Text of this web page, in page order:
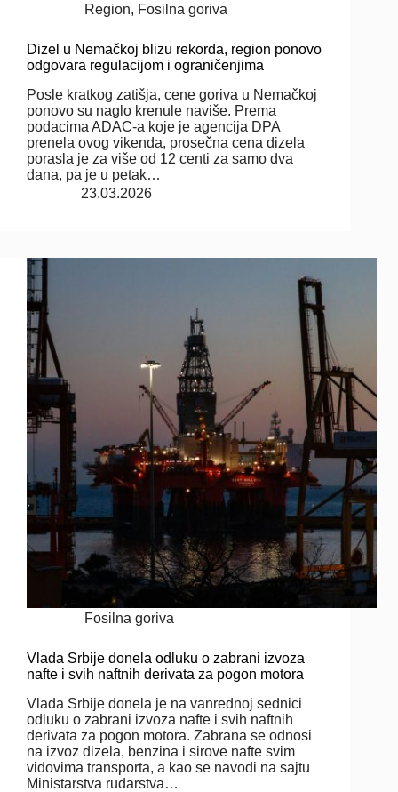
Region, Fosilna goriva
Dizel u Nemačkoj blizu rekorda, region ponovo
odgovara regulacijom i ograničenjima
Posle kratkog zatišja, cene goriva u Nemačkoj
ponovo su naglo krenule naviše. Prema
podacima ADAC-a koje je agencija DPA
prenela ovog vikenda, prosečna cena dizela
porasla je za više od 12 centi za samo dva
dana, pa je u petak…
23.03.2026
Fosilna goriva
Vlada Srbije donela odluku o zabrani izvoza
nafte i svih naftnih derivata za pogon motora
Vlada Srbije donela je na vanrednoj sednici
odluku o zabrani izvoza nafte i svih naftnih
derivata za pogon motora. Zabrana se odnosi
na izvoz dizela, benzina i sirove nafte svim
vidovima transporta, a kao se navodi na sajtu
Ministarstva rudarstva…